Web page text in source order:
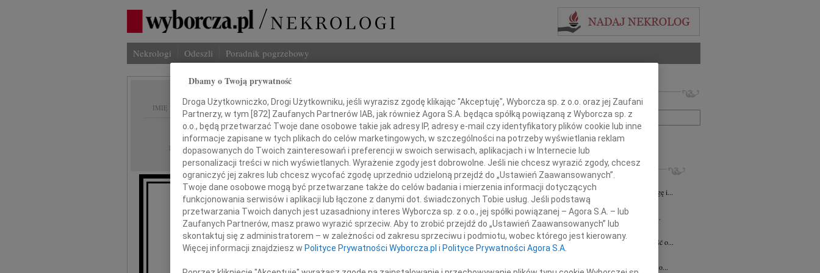
Nekrologi Odeszli Poradnik pogrzebowy
IMIĘ I NAZWISKO:
REGION: Katowice
DATA EMISJI: 15.05.2026
Ewie Suchy
wyrazy głębokiego współczucia z powodu śmierci
Imię i nazwisko lub numer ogłoszenia:
+ szukanie zaawansowane
INNE NEKROLOGI
07.08.2026Katowice
Z wielkim smutkiem żegnamy naszego Kolegę i...
06.08.2026Katowice
Drogiej Koleżance Sabinie Kacan składamy...
Marcin Kurek
24.07.2026
Z głębokim smutkiem przyjęliśmy wiadomość o...
Tadeusz Zając
Z głębokim smutkiem przyjąłem wiadomość o...
Dbamy o Twoją prywatność
Droga Użytkowniczko, Drogi Użytkowniku, jeśli wyrazisz zgodę klikając "Akceptuję", Wyborcza sp. z o.o. oraz jej Zaufani
Partnerzy, w tym [872] Zaufanych Partnerów IAB, jak również Agora S.A. będąca spółką powiązaną z Wyborcza sp. z
o.o., będą przetwarzać Twoje dane osobowe takie jak adresy IP, adresy e-mail czy identyfikatory plików cookie lub inne
informacje zapisane w tych plikach do celów marketingowych, w szczególności na potrzeby wyświetlania reklam
dopasowanych do Twoich zainteresowań i preferencji w swoich serwisach, aplikacjach i w Internecie lub
personalizacji treści w nich wyświetlanych. Wyrażenie zgody jest dobrowolne. Jeśli nie chcesz wyrazić zgody, chcesz
ograniczyć jej zakres lub chcesz wycofać zgodę uprzednio udzieloną przejdź do „Ustawień Zaawansowanych”.
Twoje dane osobowe mogą być przetwarzane także do celów badania i mierzenia informacji dotyczących
funkcjonowania serwisów i aplikacji lub łączone z danymi dot. świadczonych Tobie usług. Jeśli podstawą
przetwarzania Twoich danych jest uzasadniony interes Wyborcza sp. z o.o., jej spółki powiązanej – Agora S.A. – lub
Zaufanych Partnerów, masz prawo wyrazić sprzeciw. Aby to zrobić przejdź do „Ustawień Zaawansowanych” lub
skontaktuj się z administratorem – w zależności od zakresu sprzeciwu i podmiotu, wobec którego jest kierowany.
Więcej informacji znajdziesz w Polityce Prywatności Wyborcza.pl i Polityce Prywatności Agora S.A.